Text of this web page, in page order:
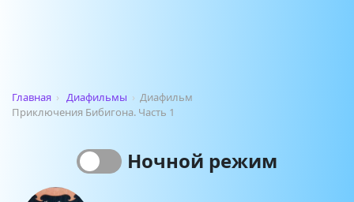
Главная › Диафильмы › Диафильм
Приключения Бибигона. Часть 1
Ночной режим